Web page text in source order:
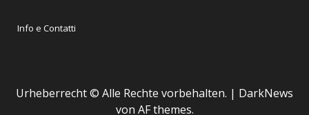
Info e Contatti
Urheberrecht © Alle Rechte vorbehalten. | DarkNews
von AF themes.